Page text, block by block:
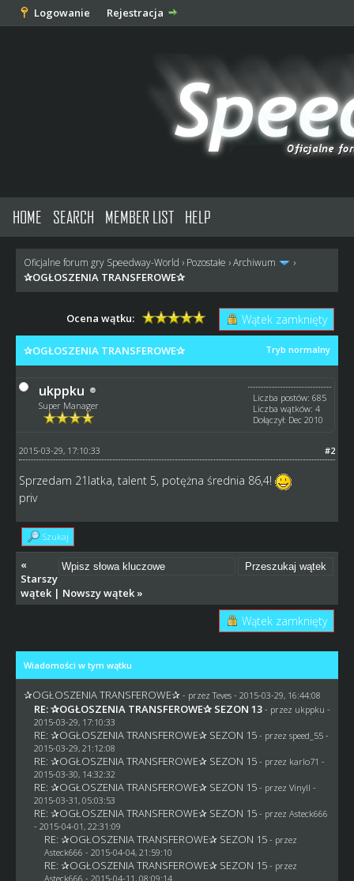
Logowanie Rejestracja
HOME SEARCH MEMBER LIST HELP
Oficjalne forum gry Speedway-World › Pozostałe ›Archiwum ›
✰OGŁOSZENIA TRANSFEROWE✰
Wątek zamknięty
Ocena wątku:
Tryb normalny
✰OGŁOSZENIA TRANSFEROWE✰
ukppku
Super Manager
Liczba postów: 685
Liczba wątków: 4
Dołączył: Dec 2010
#2
2015-03-29, 17:10:33
Sprzedam 21latka, talent 5, potężna średnia 86,4!
priv
Szukaj
«
Starszy
wątek| Nowszy wątek»
Wątek zamknięty
Wiadomości w tym wątku
✰OGŁOSZENIA TRANSFEROWE✰ - przezTeves- 2015-03-29, 16:44:08
RE: ✰OGŁOSZENIA TRANSFEROWE✰ SEZON 13 - przez ukppku -
2015-03-29, 17:10:33
RE: ✰OGŁOSZENIA TRANSFEROWE✰ SEZON 15 - przez speed_55 -
2015-03-29, 21:12:08
RE: ✰OGŁOSZENIA TRANSFEROWE✰ SEZON 15 - przez karlo71 -
2015-03-30, 14:32:32
RE: ✰OGŁOSZENIA TRANSFEROWE✰ SEZON 15 - przez Vinyll -
2015-03-31, 05:03:53
RE: ✰OGŁOSZENIA TRANSFEROWE✰ SEZON 15 - przez Asteck666
- 2015-04-01, 22:31:09
RE: ✰OGŁOSZENIA TRANSFEROWE✰ SEZON 15 - przez
Asteck666 - 2015-04-04, 21:59:10
RE: ✰OGŁOSZENIA TRANSFEROWE✰ SEZON 15 - przez
Asteck666 - 2015-04-11, 08:09:14